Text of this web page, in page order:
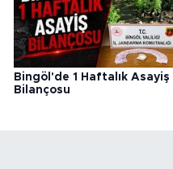
Bingöl'de 1 Haftalık Asayiş
Bilançosu